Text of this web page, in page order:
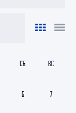
6 7
СБ ВС